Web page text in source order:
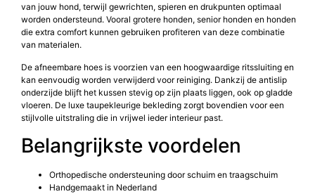
van jouw hond, terwijl gewrichten, spieren en drukpunten optimaal
worden ondersteund. Vooral grotere honden, senior honden en honden
die extra comfort kunnen gebruiken profiteren van deze combinatie
van materialen.
De afneembare hoes is voorzien van een hoogwaardige ritssluiting en
kan eenvoudig worden verwijderd voor reiniging. Dankzij de antislip
onderzijde blijft het kussen stevig op zijn plaats liggen, ook op gladde
vloeren. De luxe taupekleurige bekleding zorgt bovendien voor een
stijlvolle uitstraling die in vrijwel ieder interieur past.
Belangrijkste voordelen
Orthopedische ondersteuning door schuim en traagschuim
Handgemaakt in Nederland